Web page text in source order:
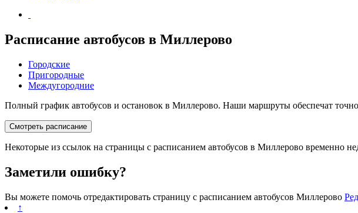
Расписание автобусов в Миллерово
Городские
Пригородные
Междугородние
Полный график автобусов и остановок в Миллерово. Наши маршруты обеспечат
Смотреть расписание
Некоторые из ссылок на страницы с расписанием автобусов в Миллерово временно
Заметили ошибку?
Вы можете помочь отредактировать страницу с расписанием автобусов Миллерово
↑